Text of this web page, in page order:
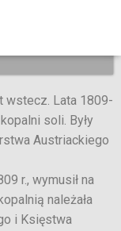
wstecz. Lata 1809-
soli. Były
Austriackiego
r., wymusił na
należała
i Księstwa